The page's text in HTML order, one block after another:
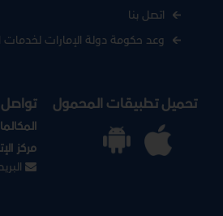
اتصل بنا
وعد حكومة دولة الإمارات لخدمات
تحميل تطبيقات المحمول تواصل
مركز
البريد